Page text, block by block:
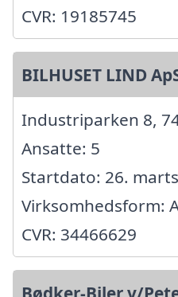
CVR: 19185745
BILHUSET LIND
Industriparken 8,
Ansatte: 5
Startdato: 26.
Virksomhedsform:
CVR: 34466629